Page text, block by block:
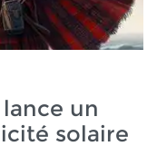
un
solaire